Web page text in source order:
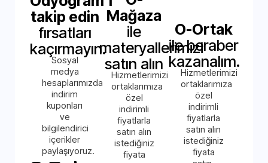
takip edin
fırsatları
kaçırmayın.
Sosyal
medya
hesaplarımızda
indirim
kuponları
ve
bilgilendirici
içerikler
paylaşıyoruz.
Mağaza
ile
materyallerimizi
satın alın
Hizmetlerimizi
ortaklarımıza
özel
indirimli
fiyatlarla
satın alın
istediğiniz
fiyata
O-Ortak
ile beraber
kazanalım.
Hizmetlerimizi
ortaklarımıza
özel
indirimli
fiyatlarla
satın alın
istediğiniz
fiyata